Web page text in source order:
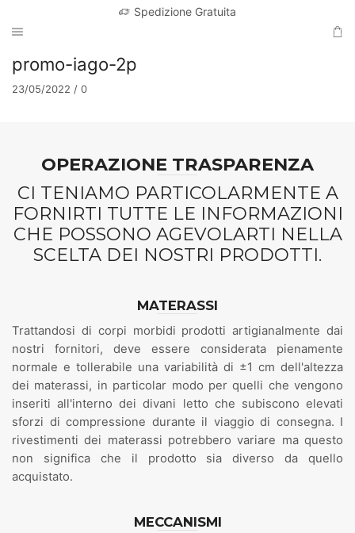
Spedizione Gratuita
promo-iago-2p
23/05/2022 / 0
OPERAZIONE TRASPARENZA
CI TENIAMO PARTICOLARMENTE A
FORNIRTI TUTTE LE INFORMAZIONI
CHE POSSONO AGEVOLARTI NELLA
SCELTA DEI NOSTRI PRODOTTI.
MATERASSI
Trattandosi di corpi morbidi prodotti artigianalmente dai
nostri fornitori, deve essere considerata pienamente
normale e tollerabile una variabilità di ±1 cm dell'altezza
dei materassi, in particolar modo per quelli che vengono
inseriti all'interno dei divani letto che subiscono elevati
sforzi di compressione durante il viaggio di consegna. I
rivestimenti dei materassi potrebbero variare ma questo
non significa che il prodotto sia diverso da quello
acquistato.
MECCANISMI